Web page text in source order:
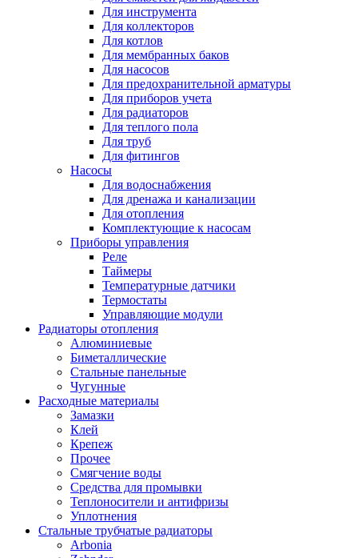
Для инструмента
Для коллекторов
Для котлов
Для мембранных баков
Для насосов
Для предохранительной арматуры
Для приборов учета
Для радиаторов
Для теплого пола
Для труб
Для фитингов
Насосы
Для водоснабжения
Для дренажа и канализации
Для отопления
Комплектующие к насосам
Приборы управления
Реле
Таймеры
Температурные датчики
Термостаты
Управляющие модули
Радиаторы отопления
Алюминиевые
Биметаллические
Стальные панельные
Чугунные
Расходные материалы
Замазки
Клей
Крепеж
Прочее
Смягчение воды
Средства для промывки
Теплоносители и антифризы
Уплотнения
Стальные трубчатые радиаторы
Arbonia